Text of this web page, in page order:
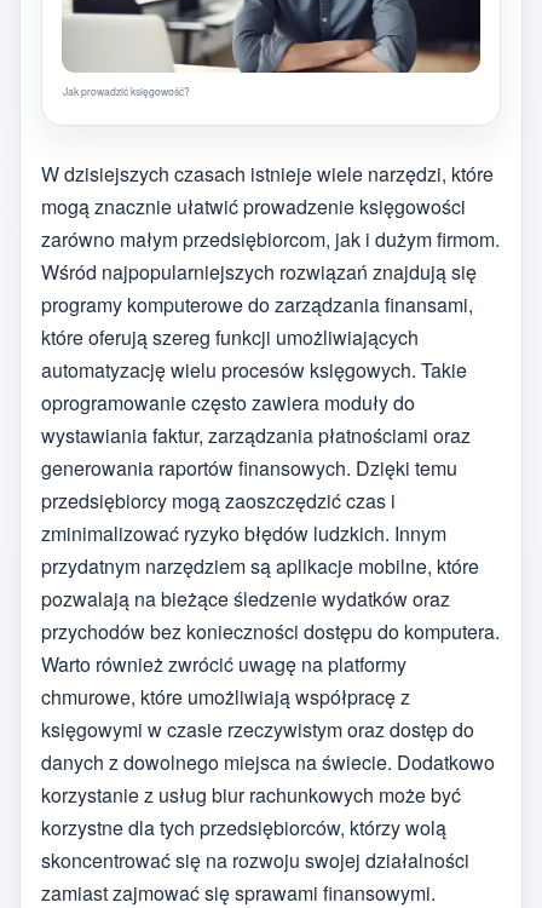
Jak prowadzić księgowość?
W dzisiejszych czasach istnieje wiele narzędzi, które
mogą znacznie ułatwić prowadzenie księgowości
zarówno małym przedsiębiorcom, jak i dużym firmom.
Wśród najpopularniejszych rozwiązań znajdują się
programy komputerowe do zarządzania finansami,
które oferują szereg funkcji umożliwiających
automatyzację wielu procesów księgowych. Takie
oprogramowanie często zawiera moduły do
wystawiania faktur, zarządzania płatnościami oraz
generowania raportów finansowych. Dzięki temu
przedsiębiorcy mogą zaoszczędzić czas i
zminimalizować ryzyko błędów ludzkich. Innym
przydatnym narzędziem są aplikacje mobilne, które
pozwalają na bieżące śledzenie wydatków oraz
przychodów bez konieczności dostępu do komputera.
Warto również zwrócić uwagę na platformy
chmurowe, które umożliwiają współpracę z
księgowymi w czasie rzeczywistym oraz dostęp do
danych z dowolnego miejsca na świecie. Dodatkowo
korzystanie z usług biur rachunkowych może być
korzystne dla tych przedsiębiorców, którzy wolą
skoncentrować się na rozwoju swojej działalności
zamiast zajmować się sprawami finansowymi.